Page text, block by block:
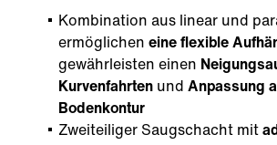
Kombination aus linear und
ermöglichen eine flexible
gewährleisten einen
Kurvenfahrten und Anpassung
Bodenkontur
Zweiteiliger Saugschacht mit